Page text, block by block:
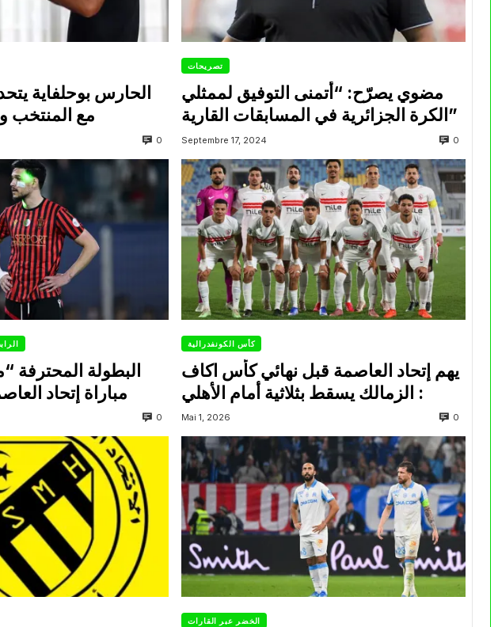
الحارس بوحلفاية
مع المنتخب
0
تصريحات
مضوي يصرّح: “أتمنى التوفيق لممثلي
الكرة الجزائرية في المسابقات القارية”
Septembre 17, 2024 0
البطولة المحترفة
مباراة إتحاد
0
كأس الكونفدرالية
يهم إتحاد العاصمة قبل نهائي كأس اكاف
Mai 1, 2026 0
الخضر عبر القارات